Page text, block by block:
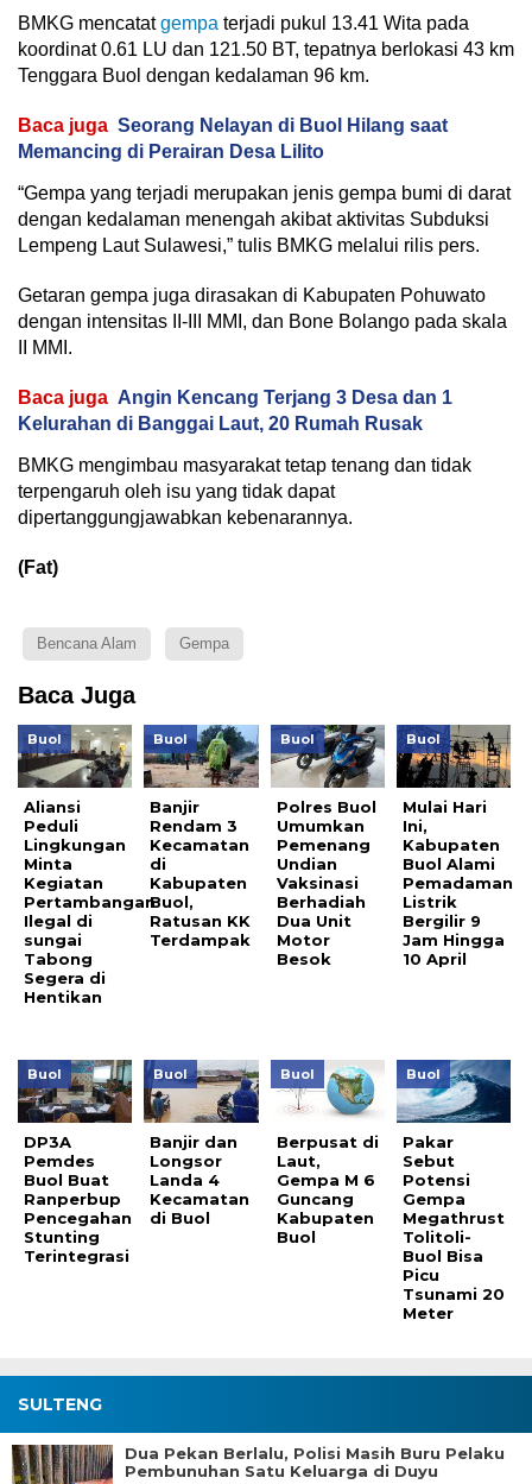
BMKG mencatatgempa terjadi pukul 13.41 Wita pada
koordinat 0.61 LU dan 121.50 BT, tepatnya berlokasi 43 km
Tenggara Buol dengan kedalaman 96 km.
Baca juga Seorang Nelayan di Buol Hilang saat
Memancing di Perairan Desa Lilito
“Gempa yang terjadi merupakan jenis gempa bumi di darat
dengan kedalaman menengah akibat aktivitas Subduksi
Lempeng Laut Sulawesi,” tulis BMKG melalui rilis pers.
Getaran gempa juga dirasakan di Kabupaten Pohuwato
dengan intensitas II-III MMI, dan Bone Bolango pada skala
II MMI.
Baca juga Angin Kencang Terjang 3 Desa dan 1
Kelurahan di Banggai Laut, 20 Rumah Rusak
BMKG mengimbau masyarakat tetap tenang dan tidak
terpengaruh oleh isu yang tidak dapat
dipertanggungjawabkan kebenarannya.
(Fat)
Bencana Alam Gempa
Baca Juga
Buol
Aliansi
Peduli
Lingkungan
Minta
Kegiatan
Pertambangan
Ilegal di
sungai
Tabong
Segera di
Hentikan
Buol
Banjir
Rendam 3
Kecamatan
di
Kabupaten
Buol,
Ratusan KK
Terdampak
Buol
Polres Buol
Umumkan
Pemenang
Undian
Vaksinasi
Berhadiah
Dua Unit
Motor
Besok
Buol
Mulai Hari
Ini,
Kabupaten
Buol Alami
Pemadaman
Listrik
Bergilir 9
Jam Hingga
10 April
Buol
DP3A
Pemdes
Buol Buat
Ranperbup
Pencegahan
Stunting
Terintegrasi
Buol
Banjir dan
Longsor
Landa 4
Kecamatan
di Buol
Buol
Berpusat di
Laut,
Gempa M 6
Guncang
Kabupaten
Buol
Buol
Pakar
Sebut
Potensi
Gempa
Megathrust
Tolitoli-
Buol Bisa
Picu
Tsunami 20
Meter
SULTENG
Dua Pekan Berlalu, Polisi Masih Buru Pelaku
Pembunuhan Satu Keluarga di Duyu